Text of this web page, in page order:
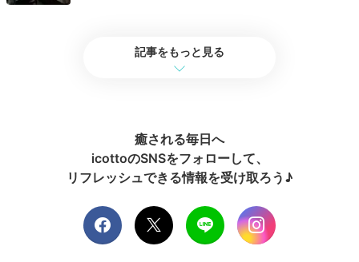
朝食後はお部屋でゆっくり過ごし、11時にチェックアウ
ト。帰る前に、おしゃれなロビーでの記念撮影も忘れず
フロントに荷物を預けて、街中でお買い物ができました。ホテルは
札幌駅と大通駅の真ん中あたりにあるので、立地が良いと思いま
記事をもっと見る
癒される毎日へ
icottoのSNSをフォローして、
リフレッシュできる情報を受け取ろう♪